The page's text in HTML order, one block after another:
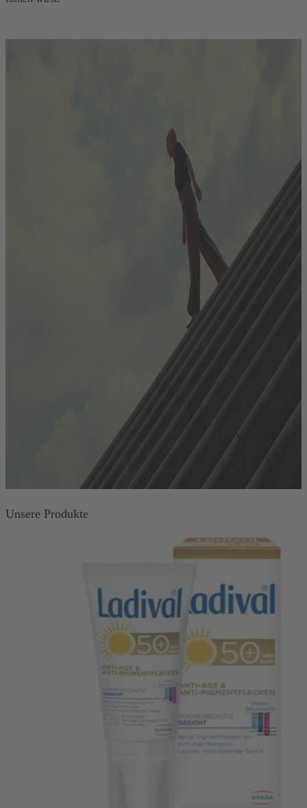
Unsere Produkte